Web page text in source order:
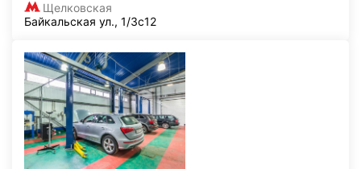
Щелковская
Байкальская ул., 1/3с12